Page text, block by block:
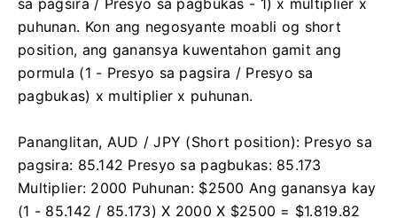
puhunan. Kon ang negosyante moabli og short
position, ang ganansya kuwentahon gamit ang
pormula (1 - Presyo sa pagsira / Presyo sa
pagbukas) x multiplier x puhunan.
Pananglitan, AUD / JPY (Short position): Presyo sa
pagsira: 85.142 Presyo sa pagbukas: 85.173
Multiplier: 2000 Puhunan: $2500 Ang ganansya kay
(1 - 85.142 / 85.173) X 2000 X $2500 = $1.819.82